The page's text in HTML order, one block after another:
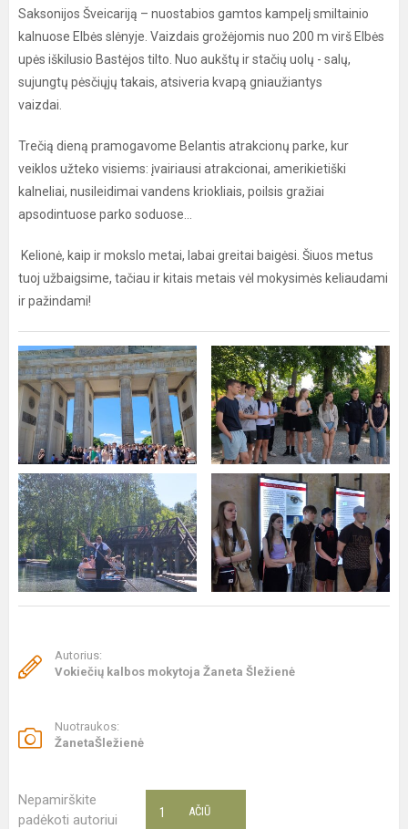
Saksonijos Šveicariją – nuostabios gamtos kampelį smiltainio
kalnuose Elbės slėnyje. Vaizdais grožėjomis nuo 200 m virš Elbės
upės iškilusio Bastėjos tilto. Nuo aukštų ir stačių uolų - salų,
sujungtų pėsčiųjų takais, atsiveria kvapą gniaužiantys
vaizdai.
Trečią dieną pramogavome Belantis atrakcionų parke, kur
veiklos užteko visiems: įvairiausi atrakcionai, amerikietiški
kalneliai, nusileidimai vandens kriokliais, poilsis gražiai
apsodintuose parko soduose...
Kelionė, kaip ir mokslo metai, labai greitai baigėsi. Šiuos metus
tuoj užbaigsime, tačiau ir kitais metais vėl mokysimės keliaudami
ir pažindami!
Autorius:
Vokiečių kalbos mokytoja Žaneta Šležienė
Nuotraukos:
ŽanetaŠležienė
Nepamirškite
padėkoti autoriui
AČIŪ
1